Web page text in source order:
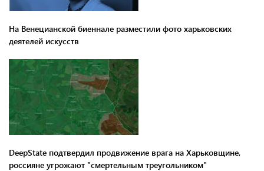
На Венецианской биеннале разместили фото харьковских
деятелей искусств
DeepState подтвердил продвижение врага на Харьковщине,
россияне угрожают "смертельным треугольником"